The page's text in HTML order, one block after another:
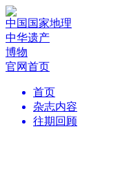
中国国家地理
中华遗产
博物
官网首页
首页
杂志内容
往期回顾